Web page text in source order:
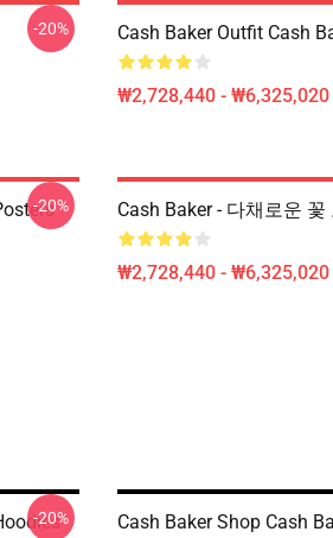
-20% Cash Baker Outfit Cash
₩2,728,440 - ₩6,325,020
-20% Cash Baker - 다채로운 꽃
₩2,728,440 - ₩6,325,020
-20% Cash Baker Shop Cash